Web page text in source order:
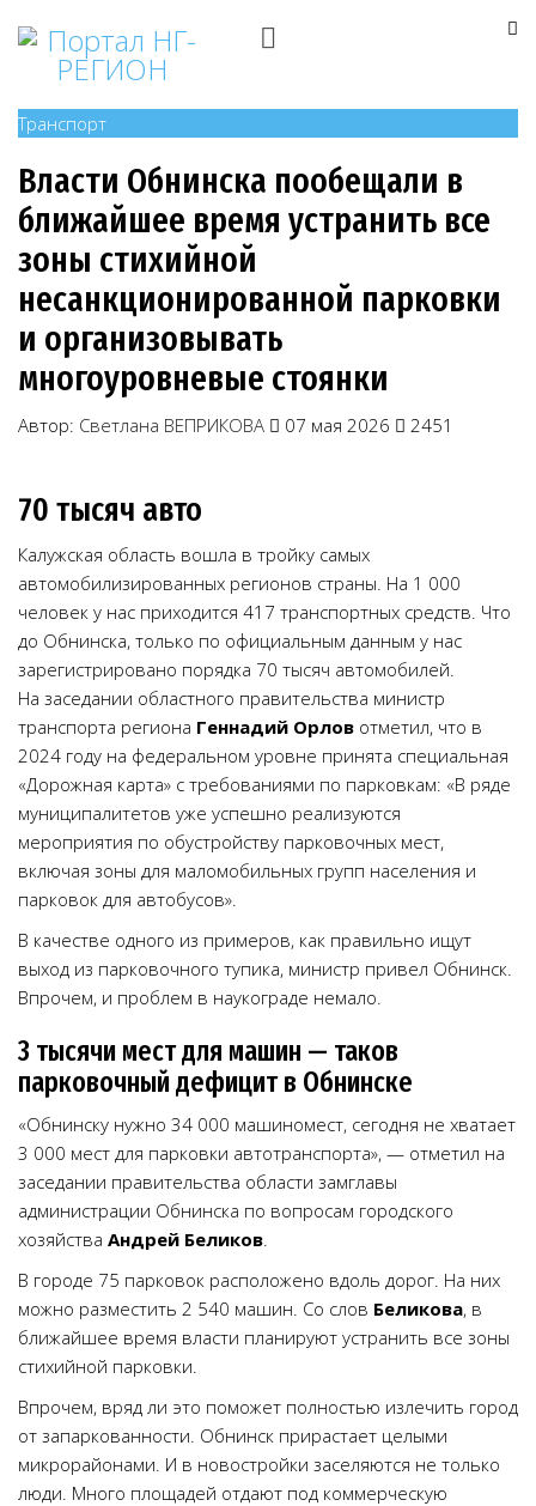
Транспорт
Власти Обнинска пообещали в
ближайшее время устранить все
зоны стихийной
несанкционированной парковки
и организовывать
многоуровневые стоянки
Автор: Светлана ВЕПРИКОВА 07 мая 2026 2451
70 тысяч авто
Калужская область вошла в тройку самых
автомобилизированных регионов страны. На 1 000
человек у нас приходится 417 транспортных средств. Что
до Обнинска, только по официальным данным у нас
зарегистрировано порядка 70 тысяч автомобилей.
На заседании областного правительства министр
транспорта региона Геннадий Орлов отметил, что в
2024 году на федеральном уровне принята специальная
«Дорожная карта» с требованиями по парковкам: «В ряде
муниципалитетов уже успешно реализуются
мероприятия по обустройству парковочных мест,
включая зоны для маломобильных групп населения и
парковок для автобусов».
В качестве одного из примеров, как правильно ищут
выход из парковочного тупика, министр привел Обнинск.
Впрочем, и проблем в наукограде немало.
3 тысячи мест для машин — таков
парковочный дефицит в Обнинске
«Обнинску нужно 34 000 машиномест, сегодня не хватает
3 000 мест для парковки автотранспорта», — отметил на
заседании правительства области замглавы
администрации Обнинска по вопросам городского
хозяйства Андрей Беликов.
В городе 75 парковок расположено вдоль дорог. На них
можно разместить 2 540 машин. Со слов Беликова, в
ближайшее время власти планируют устранить все зоны
стихийной парковки.
Впрочем, вряд ли это поможет полностью излечить город
от запаркованности. Обнинск прирастает целыми
микрорайонами. И в новостройки заселяются не только
люди. Много площадей отдают под коммерческую